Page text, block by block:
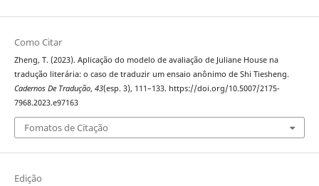
Como Citar
Zheng, T. (2023). Aplicação do modelo de avaliação de Juliane House na
tradução literária: o caso de traduzir um ensaio anônimo de Shi Tiesheng.
Cadernos De Tradução, 43(esp. 3), 111–133. https://doi.org/10.5007/2175-
7968.2023.e97163
Fomatos de Citação
Edição